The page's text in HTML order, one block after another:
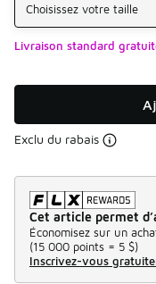
Choisissez votre taille
Livraison standard
Exclu du rabais
Cet article permet
Économisez sur un
(15 000 points = 5 $)
Inscrivez-vous